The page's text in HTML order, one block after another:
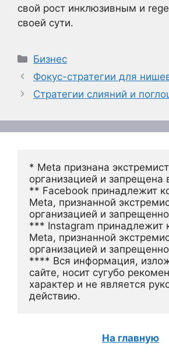
свой рост инклюзивным и
своей сути.
Рубрики
Бизнес
Фокус-стратегии для
Стратегии слияний и
* Meta признана
организацией и запрещена
** Facebook принадлежит
Meta, признанной
организацией и
*** Instagram принадлежит
Meta, признанной
организацией и
**** Вся информация,
сайте, носит сугубо
характер и не является
действию.
На главную